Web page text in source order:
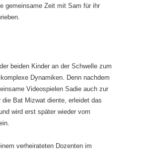
gemeinsame Zeit mit Sam für ihr
beiden Kinder an der Schwelle zum
Dynamiken. Denn nachdem
Videospielen Sadie auch zur
Bat Mizwat diente, erleidet das
wird erst später wieder vom
verheirateten Dozenten im